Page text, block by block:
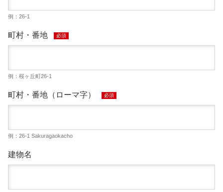
例：26-1
町村・番地 必須
例：桜ヶ丘町26-1
町村・番地（ローマ字） 必須
例：26-1 Sakuragaokacho
建物名